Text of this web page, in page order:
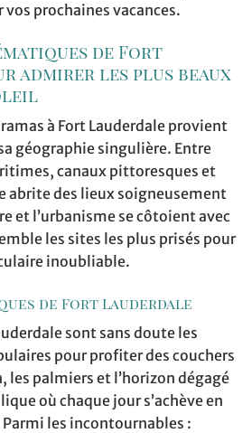
prochaines vacances.
de Fort
admirer les plus beaux
à Fort Lauderdale provient
géographie singulière. Entre
canaux pittoresques et
abrite des lieux soigneusement
et l’urbanisme se côtoient avec
les sites les plus prisés pour
inoubliable.
de Fort Lauderdale
sont sans doute les
pour profiter des couchers
les palmiers et l’horizon dégagé
où chaque jour s’achève en
les incontournables :